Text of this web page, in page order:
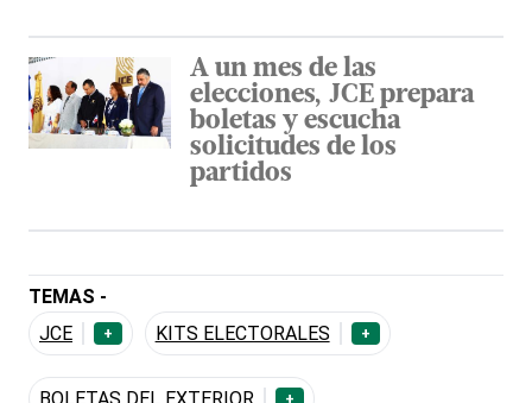
A un mes de las
elecciones, JCE prepara
boletas y escucha
solicitudes de los
partidos
TEMAS -
JCE
+ KITS ELECTORALES +
+